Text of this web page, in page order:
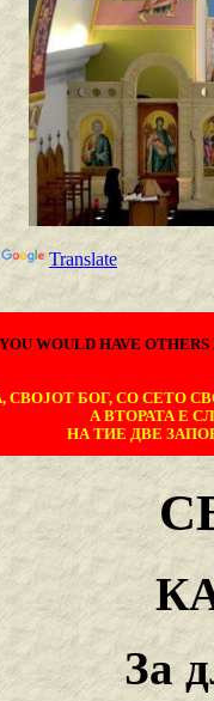
Translate
WOULD HAVE
БОГ, СО СЕТО
А ВТОРАТА Е
НА ТИЕ ДВЕ
За